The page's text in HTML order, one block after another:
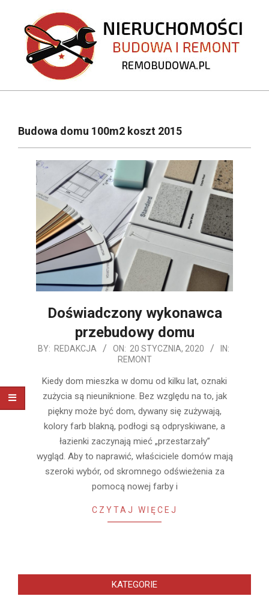
content
REMOBUDOWA.PL
NavigationBudowa domu 100m2 koszt 2015
Doświadczony wykonawca
przebudowy domu
2020-
20
BY: REDAKCJA ON: 20 STYCZNIA, 2020
IN:
REMONT
Kiedy dom mieszka w domu od kilku lat, oznaki
zużycia są nieuniknione. Bez względu na to, jak
piękny może być dom, dywany się zużywają,
kolory farb blakną, podłogi są odpryskiwane, a
łazienki zaczynają mieć „przestarzały”
wygląd. Aby to naprawić, właściciele domów mają
szeroki wybór, od skromnego odświeżenia za
pomocą nowej farby i
CZYTAJ WIĘCEJ
KATEGORIE